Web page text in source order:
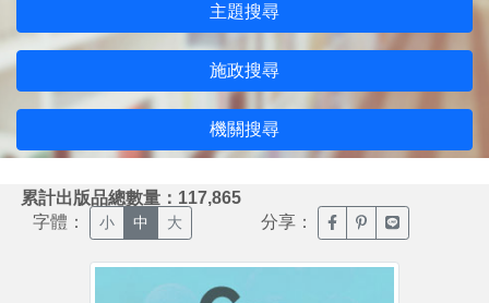
主題搜尋
施政搜尋
機關搜尋
累計出版品總數量：117,865
字體： 小 中 大 分享： 臉書分享(另開新視窗)
噗浪分享(另開新
Line分享(另